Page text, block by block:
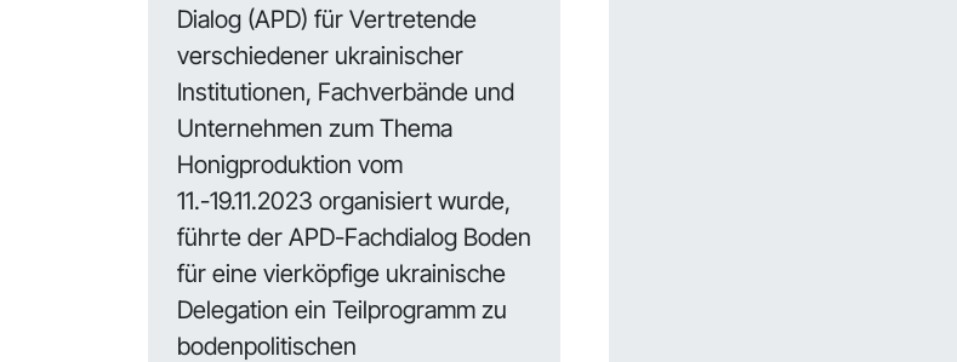
Dialog (APD) für Vertretende
verschiedener ukrainischer
Institutionen, Fachverbände und
Unternehmen zum Thema
Honigproduktion vom
11.-19.11.2023 organisiert wurde,
führte der APD-Fachdialog Boden
für eine vierköpfige ukrainische
Delegation ein Teilprogramm zu
bodenpolitischen